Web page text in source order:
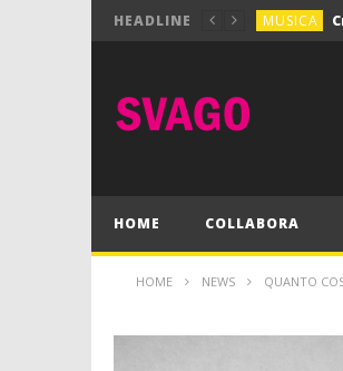
HEADLINE MUSICA
MUSICA
HOME COLLABORA
HOME NEWS QUANTO